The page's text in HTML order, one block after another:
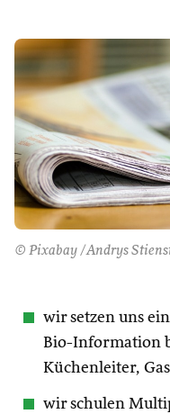
© Pixabay /Andrys
wir setzen uns
Bio-Information
Küchenleiter,
wir schulen